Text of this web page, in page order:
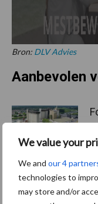
We value your
We and our 4
technologies to
may store and/or
Bron: DLV Advies
Aanbevolen